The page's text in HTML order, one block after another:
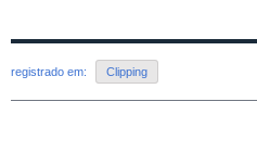
registrado em: Clipping